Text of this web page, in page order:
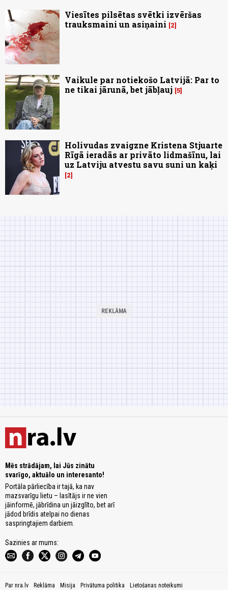
Viesītes pilsētas svētki izvēršas
trauksmaini un asiņaini
2
Vaikule par notiekošo Latvijā: Par to
ne tikai jārunā, bet jābļauj 5
Holivudas zvaigzne Kristena Stjuarte
Rīgā ieradās ar privāto lidmašīnu, lai
uz Latviju atvestu savu suni un kaķi
2
Mēs strādājam, lai Jūs zinātu
svarīgo, aktuālo un interesanto!
Portāla pārliecība ir tajā, ka nav
mazsvarīgu lietu – lasītājs ir ne vien
jāinformē, jābrīdina un jāizglīto, bet arī
jādod brīdis atelpai no dienas
saspringtajiem darbiem.
Sazinies ar mums:
Par nra.lv Reklāma Misija Privātuma politika Lietošanas noteikumi